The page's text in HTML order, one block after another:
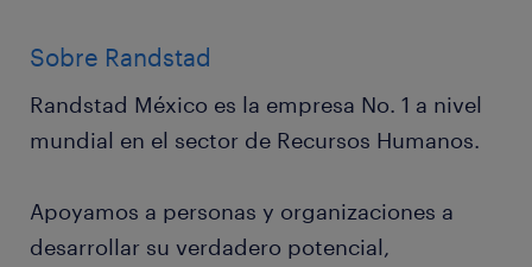
Sobre Randstad
Randstad México es la empresa No. 1 a nivel
mundial en el sector de Recursos Humanos.
Apoyamos a personas y organizaciones a
desarrollar su verdadero potencial,